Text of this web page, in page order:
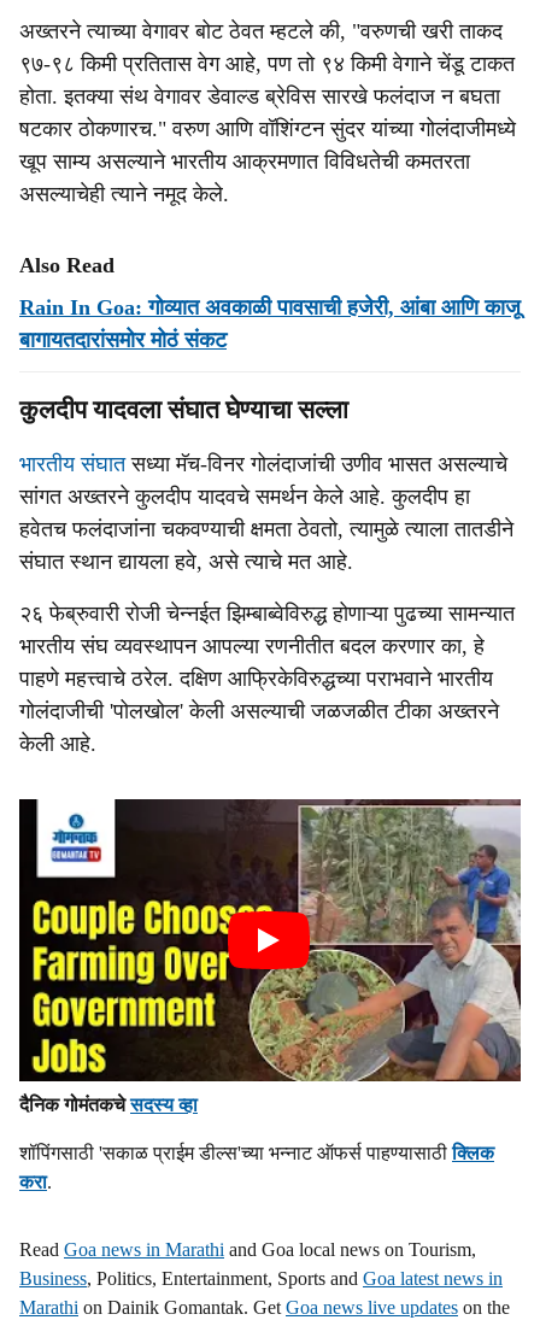
अख्तरने त्याच्या वेगावर बोट ठेवत म्हटले की, "वरुणची खरी ताकद
९७-९८ किमी प्रतितास वेग आहे, पण तो ९४ किमी वेगाने चेंडू टाकत
होता. इतक्या संथ वेगावर डेवाल्ड ब्रेविस सारखे फलंदाज न बघता
षटकार ठोकणारच." वरुण आणि वॉशिंग्टन सुंदर यांच्या गोलंदाजीमध्ये
खूप साम्य असल्याने भारतीय आक्रमणात विविधतेची कमतरता
असल्याचेही त्याने नमूद केले.
Also Read
Rain In Goa: गोव्यात अवकाळी पावसाची हजेरी, आंबा आणि काजू
बागायतदारांसमोर मोठं संकट
कुलदीप यादवला संघात घेण्याचा सल्ला
भारतीय संघातसध्या मॅच-विनर गोलंदाजांची उणीव भासत असल्याचे
सांगत अख्तरने कुलदीप यादवचे समर्थन केले आहे. कुलदीप हा
हवेतच फलंदाजांना चकवण्याची क्षमता ठेवतो, त्यामुळे त्याला तातडीने
संघात स्थान द्यायला हवे, असे त्याचे मत आहे.
२६ फेब्रुवारी रोजी चेन्नईत झिम्बाब्वेविरुद्ध होणाऱ्या पुढच्या सामन्यात
भारतीय संघ व्यवस्थापन आपल्या रणनीतीत बदल करणार का, हे
पाहणे महत्त्वाचे ठरेल. दक्षिण आफ्रिकेविरुद्धच्या पराभवाने भारतीय
गोलंदाजीची 'पोलखोल' केली असल्याची जळजळीत टीका अख्तरने
केली आहे.
दैनिक गोमंतकचेसदस्य व्हा
शॉपिंगसाठी 'सकाळ प्राईम डील्स'च्या भन्नाट ऑफर्स पाहण्यासाठीक्लिक
करा.
Read Goa news in Marathi and Goa local news on Tourism,
Business, Politics, Entertainment, Sports and Goa latest news in
Marathi on Dainik Gomantak. Get Goa news live updates on the